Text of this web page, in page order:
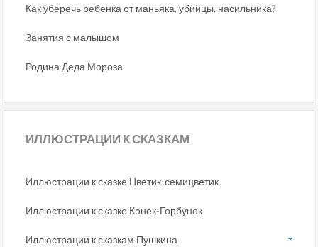
Как уберечь ребенка от маньяка, убийцы, насильника?
Занятия с малышом
Родина Деда Мороза
ИЛЛЮСТРАЦИИ К СКАЗКАМ
Иллюстрации к сказке Цветик-семицветик.
Иллюстрации к сказке Конек-Горбунок
Иллюстрации к сказкам Пушкина